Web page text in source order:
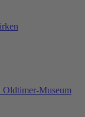
Oldtimer-Museum